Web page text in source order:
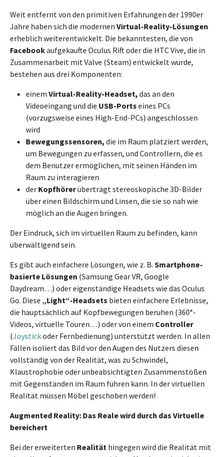
Weit entfernt von den primitiven Erfahrungen der 1990er
Jahre haben sich die modernen Virtual-Reality-Lösungen
erheblich weiterentwickelt. Die bekanntesten, die von
Facebookaufgekaufte Oculus Rift oder die HTC Vive, die in
Zusammenarbeit mit Valve (Steam) entwickelt wurde,
bestehen aus drei Komponenten:
einem Virtual-Reality-Headset, das an den
Videoeingang und die USB-Ports eines PCs
(vorzugsweise eines High-End-PCs) angeschlossen
wird
Bewegungssensoren, die im Raum platziert werden,
um Bewegungen zu erfassen, und Controllern, die es
dem Benutzer ermöglichen, mit seinen Händen im
Raum zu interagieren
der Kopfhörerüberträgt stereoskopische 3D-Bilder
über einen Bildschirm und Linsen, die sie so nah wie
möglich an die Augen bringen.
Der Eindruck, sich im virtuellen Raum zu befinden, kann
überwältigend sein.
Es gibt auch einfachere Lösungen, wie z. B. Smartphone-
basierte Lösungen (Samsung Gear VR, Google
Daydream…) oder eigenständige Headsets wie das Oculus
Go. Diese „Light“-Headsets bieten einfachere Erlebnisse,
die hauptsächlich auf Kopfbewegungen beruhen (360°-
Videos, virtuelle Touren…) oder von einem Controller
(Joystickoder Fernbedienung) unterstützt werden. In allen
Fällen isoliert das Bild vor den Augen des Nutzers diesen
vollständig von der Realität, was zu Schwindel,
Klaustrophobie oder unbeabsichtigten Zusammenstößen
mit Gegenständen im Raum führen kann. In der virtuellen
Realität müssen Möbel geschoben werden!
Augmented Reality: Das Reale wird durch das Virtuelle
bereichert
Bei der erweiterten Realität hingegen wird die Realität mit